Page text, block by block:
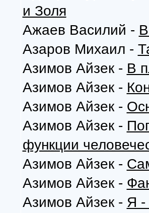
и Золя
Ажаев Василий -
Азаров Михаил -
Азимов Айзек - В
Азимов Айзек -
Азимов Айзек -
Азимов Айзек -
функции
Азимов Айзек -
Азимов Айзек -
Азимов Айзек - Я -